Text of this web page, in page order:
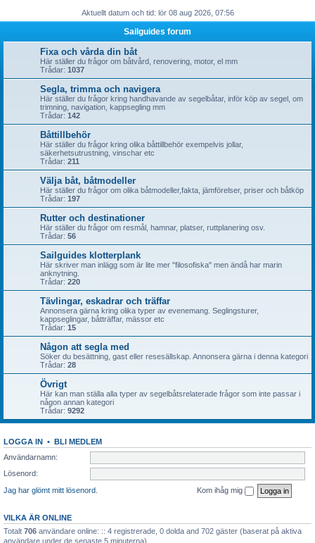
Aktuellt datum och tid: lör 08 aug 2026, 07:56
Sailguides forum
Fixa och vårda din båt
Här ställer du frågor om båtvård, renovering, motor, el mm
Trådar: 1037
Segla, trimma och navigera
Här ställer du frågor kring handhavande av segelbåtar, inför köp av segel, om
trimning, navigation, kappsegling mm
Trådar: 142
Båttillbehör
Här ställer du frågor kring olika båttillbehör exempelvis jollar,
säkerhetsutrustning, vinschar etc
Trådar: 211
Välja båt, båtmodeller
Här ställer du frågor om olika båtmodeller,fakta, jämförelser, priser och båtköp
Trådar: 197
Rutter och destinationer
Här ställer du frågor om resmål, hamnar, platser, ruttplanering osv.
Trådar: 56
Sailguides klotterplank
Här skriver man inlägg som är lite mer "filosofiska" men ändå har marin
anknytning.
Trådar: 220
Tävlingar, eskadrar och träffar
Annonsera gärna kring olika typer av evenemang. Seglingsturer,
kappseglingar, båtträffar, mässor etc
Trådar: 15
Någon att segla med
Söker du besättning, gast eller resesällskap. Annonsera gärna i denna kategori
Trådar: 28
Övrigt
Här kan man ställa alla typer av segelbåtsrelaterade frågor som inte passar i
någon annan kategori
Trådar: 9292
LOGGA IN • BLI MEDLEM
Användarnamn:
Lösenord:
Jag har glömt mitt lösenord.
Kom ihåg mig
VILKA ÄR ONLINE
Totalt 706 användare online: :: 4 registrerade, 0 dolda and 702 gäster (baserat på aktiva
användare under de senaste 5 minuterna)